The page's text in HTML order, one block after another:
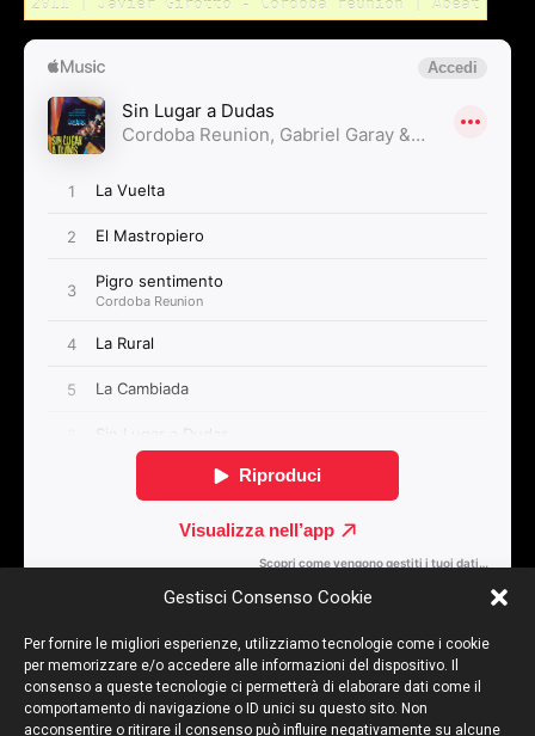
Gestisci Consenso Cookie
Per fornire le migliori esperienze, utilizziamo tecnologie come i cookie
per memorizzare e/o accedere alle informazioni del dispositivo. Il
consenso a queste tecnologie ci permetterà di elaborare dati come il
comportamento di navigazione o ID unici su questo sito. Non
acconsentire o ritirare il consenso può influire negativamente su alcune
2011 | Javier Girotto - Cordoba reunion | Abeat
Articolo Precedente
Iguazù
Articolo Successivo